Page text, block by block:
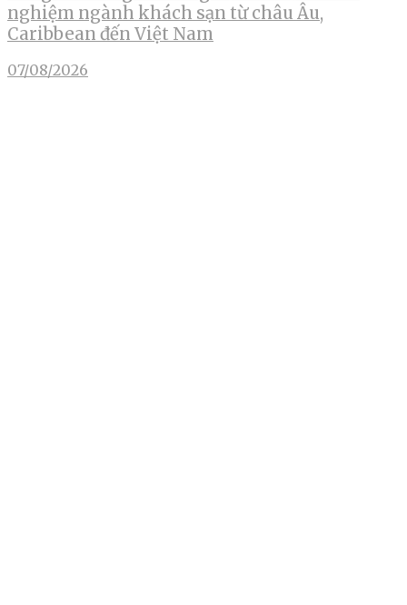
nghiệm ngành khách sạn từ châu Âu,
Caribbean đến Việt Nam
07/08/2026